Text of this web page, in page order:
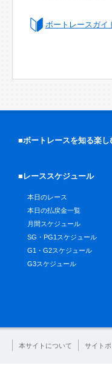
ボートレースガイ
■ボートレースを知る楽し
■レーススケジュール
本日のレース
本日の払戻金一覧
月間スケジュール
SG・PG1スケジュール
G1・G2スケジュール
G3スケジュール
本サイトについて サイト